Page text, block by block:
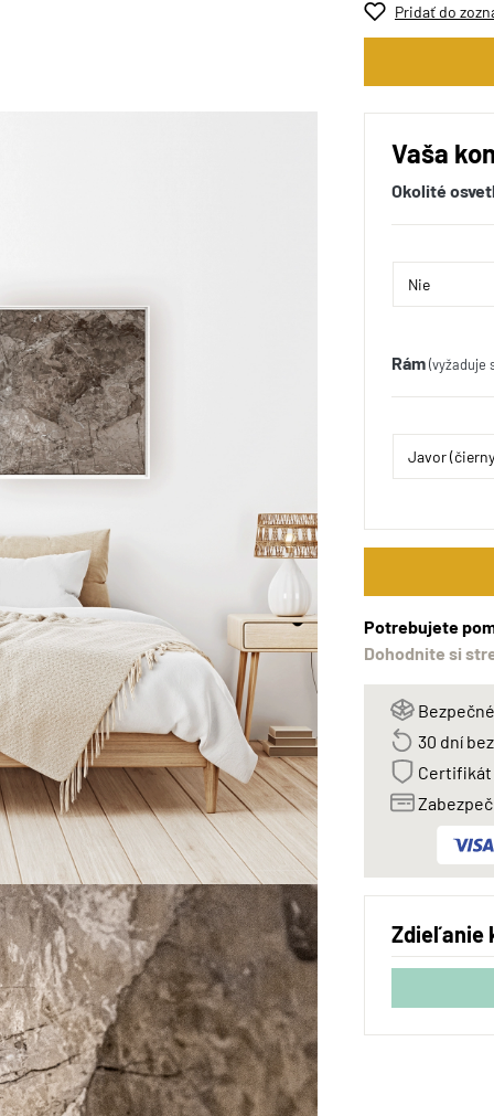
Pridať do
Vaša
Okolité
Rám(vyžaduje
Potrebujete
Dohodnite si
30 dní
Certifikát
Zdieľanie